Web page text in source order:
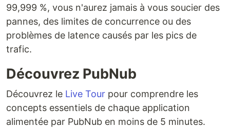
99,999 %, vous n'aurez jamais à vous soucier des
pannes, des limites de concurrence ou des
problèmes de latence causés par les pics de
trafic.
Découvrez PubNub
Découvrez le Live Tour pour comprendre les
concepts essentiels de chaque application
alimentée par PubNub en moins de 5 minutes.